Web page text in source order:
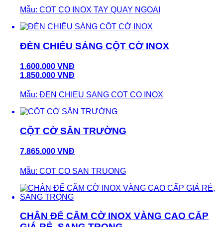
Mẫu: COT CO INOX TAY QUAY NGOAI
ĐÈN CHIẾU SÁNG CỘT CỜ INOX
1.600.000 VNĐ
1.850.000 VNĐ
Mẫu: ĐEN CHIEU SANG COT CO INOX
CỘT CỜ SÂN TRƯỜNG
7.865.000 VNĐ
Mẫu: COT CO SAN TRUONG
CHÂN ĐẾ CẮM CỜ INOX VÀNG CAO CẤP